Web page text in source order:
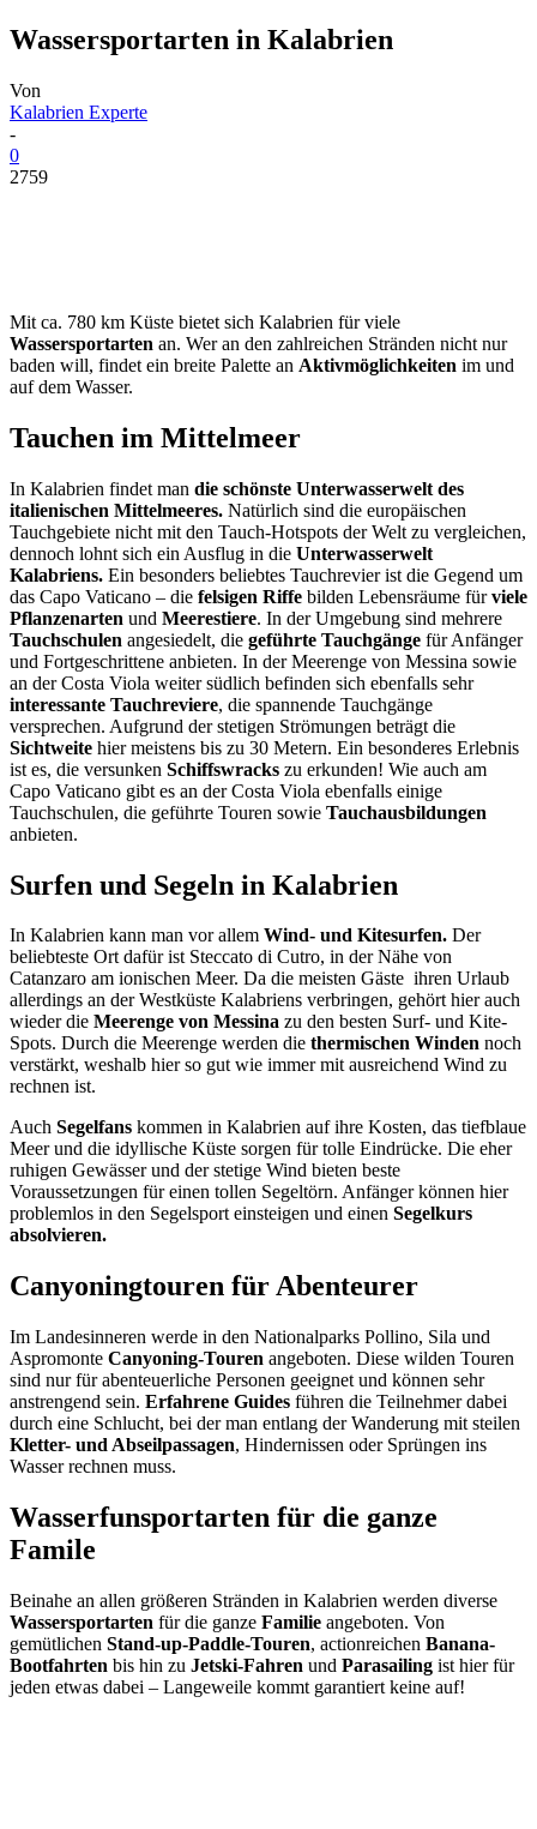
Wassersportarten in Kalabrien
Von
Kalabrien Experte
-
0
2759
Mit ca. 780 km Küste bietet sich Kalabrien für viele
Wassersportarten an. Wer an den zahlreichen Stränden nicht nur
baden will, findet ein breite Palette an Aktivmöglichkeiten im und
auf dem Wasser.
Tauchen im Mittelmeer
In Kalabrien findet man die schönste Unterwasserwelt des
italienischen Mittelmeeres. Natürlich sind die europäischen
Tauchgebiete nicht mit den Tauch-Hotspots der Welt zu vergleichen,
dennoch lohnt sich ein Ausflug in die Unterwasserwelt
Kalabriens. Ein besonders beliebtes Tauchrevier ist die Gegend um
das Capo Vaticano – die felsigen Riffe bilden Lebensräume fürviele
Pflanzenarten und Meerestiere. In der Umgebung sind mehrere
Tauchschulen angesiedelt, die geführte Tauchgänge für Anfänger
und Fortgeschrittene anbieten. In der Meerenge von Messina sowie
an der Costa Viola weiter südlich befinden sich ebenfalls sehr
interessante Tauchreviere, die spannende Tauchgänge
versprechen. Aufgrund der stetigen Strömungen beträgt die
Sichtweite hier meistens bis zu 30 Metern. Ein besonderes Erlebnis
ist es, die versunken Schiffswracks zu erkunden! Wie auch am
Capo Vaticano gibt es an der Costa Viola ebenfalls einige
Tauchschulen, die geführte Touren sowie Tauchausbildungen
anbieten.
Surfen und Segeln in Kalabrien
In Kalabrien kann man vor allem Wind- und Kitesurfen. Der
beliebteste Ort dafür ist Steccato di Cutro, in der Nähe von
Catanzaro am ionischen Meer. Da die meisten Gäste ihren Urlaub
allerdings an der Westküste Kalabriens verbringen, gehört hier auch
wieder die Meerenge von Messina zu den besten Surf- und Kite-
Spots. Durch die Meerenge werden die thermischen Winden noch
verstärkt, weshalb hier so gut wie immer mit ausreichend Wind zu
rechnen ist.
Auch Segelfans kommen in Kalabrien auf ihre Kosten, das tiefblaue
Meer und die idyllische Küste sorgen für tolle Eindrücke. Die eher
ruhigen Gewässer und der stetige Wind bieten beste
Voraussetzungen für einen tollen Segeltörn. Anfänger können hier
problemlos in den Segelsport einsteigen und einen Segelkurs
absolvieren.
Canyoningtouren für Abenteurer
Im Landesinneren werde in den Nationalparks Pollino, Sila und
Aspromonte Canyoning-Touren angeboten. Diese wilden Touren
sind nur für abenteuerliche Personen geeignet und können sehr
anstrengend sein. Erfahrene Guides führen die Teilnehmer dabei
durch eine Schlucht, bei der man entlang der Wanderung mit steilen
Kletter- und Abseilpassagen, Hindernissen oder Sprüngen ins
Wasser rechnen muss.
Wasserfunsportarten für die ganze
Famile
Beinahe an allen größeren Stränden in Kalabrien werden diverse
Wassersportarten für die ganze Familie angeboten. Von
gemütlichen Stand-up-Paddle-Touren, actionreichen Banana-
Bootfahrten bis hin zu Jetski-Fahren und Parasailing ist hier für
jeden etwas dabei – Langeweile kommt garantiert keine auf!